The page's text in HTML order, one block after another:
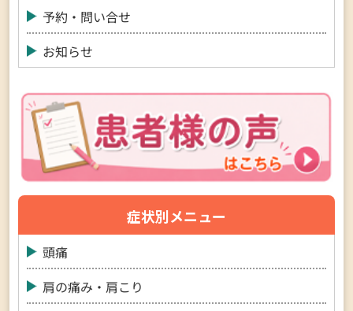
予約・問い合せ
お知らせ
症状別メニュー
頭痛
肩の痛み・肩こり